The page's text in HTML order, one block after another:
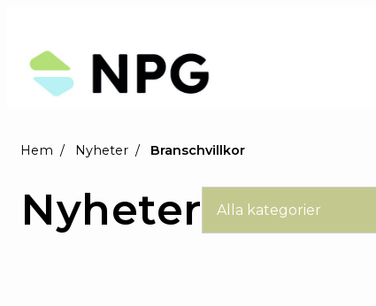
Hem Nyheter Branschvillkor
Nyheter